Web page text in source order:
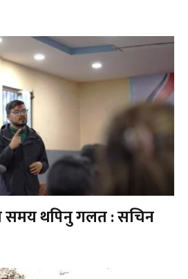
समय थपिनु गलत : सचिन